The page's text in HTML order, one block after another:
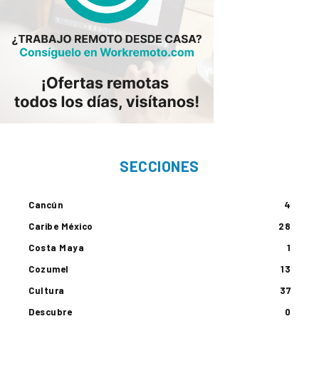
SECCIONES
Cancún
4
Caribe México
28
Costa Maya
1
Cozumel
13
Cultura
37
Descubre
0